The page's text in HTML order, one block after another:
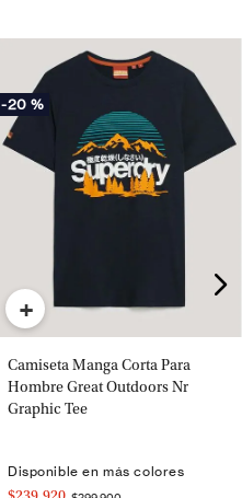
-20 %
+
Camiseta Manga Corta Para
Hombre Great Outdoors Nr
Graphic Tee
Disponible en más colores